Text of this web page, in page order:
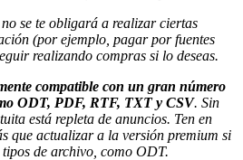
se te obligará a realizar ciertas
(por ejemplo, pagar por fuentes
realizando compras si lo deseas.
compatible con un gran número
ODT, PDF, RTF, TXT y CSV. Sin
está repleta de anuncios. Ten en
que actualizar a la versión premium si
de archivo, como ODT.